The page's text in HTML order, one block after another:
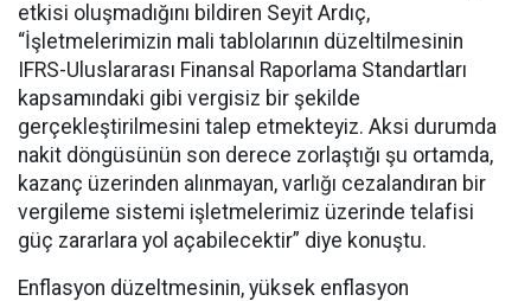
etkisi oluşmadığını bildiren Seyit Ardıç,
“İşletmelerimizin mali tablolarının düzeltilmesinin
IFRS-Uluslararası Finansal Raporlama Standartları
kapsamındaki gibi vergisiz bir şekilde
gerçekleştirilmesini talep etmekteyiz. Aksi durumda
nakit döngüsünün son derece zorlaştığı şu ortamda,
kazanç üzerinden alınmayan, varlığı cezalandıran bir
vergileme sistemi işletmelerimiz üzerinde telafisi
güç zararlara yol açabilecektir” diye konuştu.
Enflasyon düzeltmesinin, yüksek enflasyon